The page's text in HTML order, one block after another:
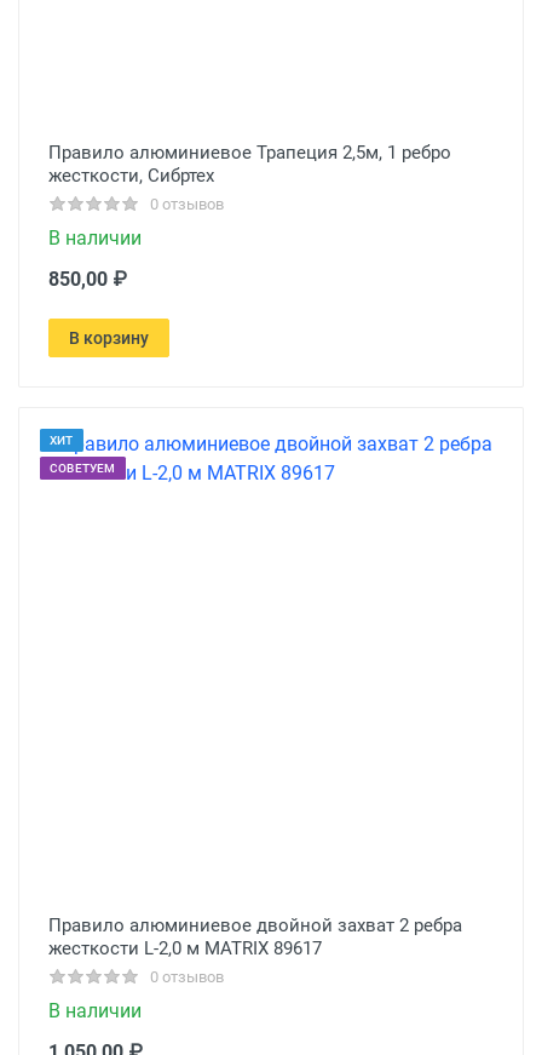
Правило алюминиевое Трапеция 2,5м, 1 ребро
жесткости, Сибртех
0 отзывов
В наличии
850,00 ₽
В корзину
ХИТ
СОВЕТУЕМ
Правило алюминиевое двойной захват 2 ребра
жесткости L-2,0 м MATRIX 89617
0 отзывов
В наличии